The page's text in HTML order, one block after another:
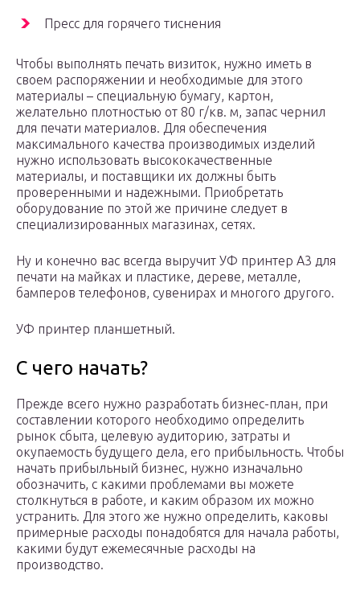
Пресс для горячего тиснения
Чтобы выполнять печать визиток, нужно иметь в
своем распоряжении и необходимые для этого
материалы – специальную бумагу, картон,
желательно плотностью от 80 г/кв. м, запас чернил
для печати материалов. Для обеспечения
максимального качества производимых изделий
нужно использовать высококачественные
материалы, и поставщики их должны быть
проверенными и надежными. Приобретать
оборудование по этой же причине следует в
специализированных магазинах, сетях.
Ну и конечно вас всегда выручит УФ принтер А3 для
печати на майках и пластике, дереве, металле,
бамперов телефонов, сувенирах и многого другого.
УФ принтер планшетный.
С чего начать?
Прежде всего нужно разработать бизнес-план, при
составлении которого необходимо определить
рынок сбыта, целевую аудиторию, затраты и
окупаемость будущего дела, его прибыльность. Чтобы
начать прибыльный бизнес, нужно изначально
обозначить, с какими проблемами вы можете
столкнуться в работе, и каким образом их можно
устранить. Для этого же нужно определить, каковы
примерные расходы понадобятся для начала работы,
какими будут ежемесячные расходы на
производство.